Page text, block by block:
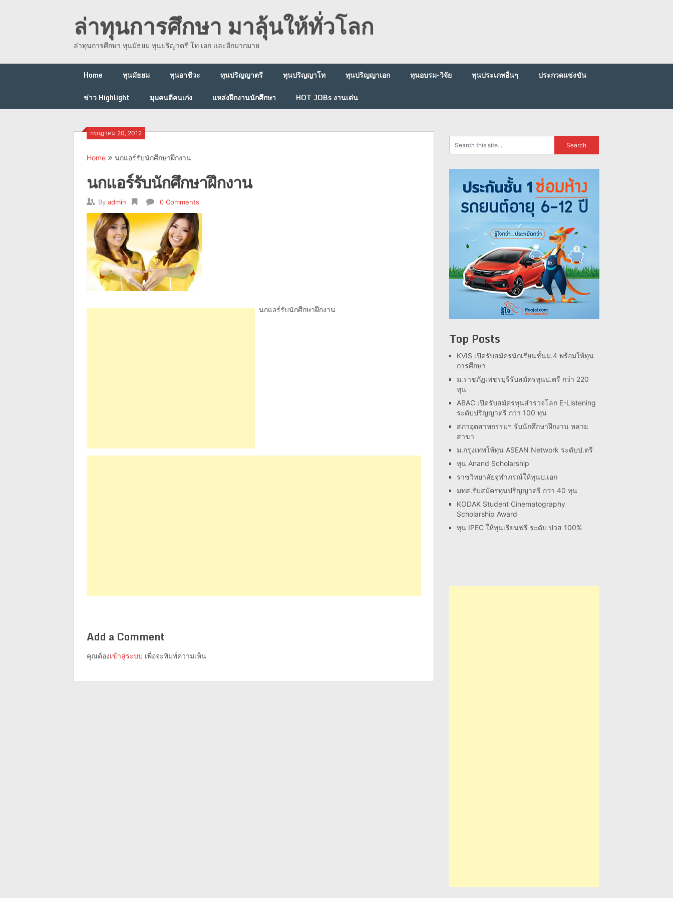
ล่าทุนการศึกษา มาลุ้นให้ทั่วโลก
ล่าทุนการศึกษา ทุนมัธยม ทุนปริญาตรี โท เอก และอีกมากมาย
Home ทุนมัธยม ทุนอาชีวะ ทุนปริญญาตรี ทุนปริญญาโท ทุนปริญญาเอก ทุนอบรม-วิจัย ทุนประเภทอื่นๆ
ประกวดแข่งขัน
ข่าว Highlight
มุมคนดีคนเก่ง แหล่งฝึกงานนักศึกษา HOT JOBs งานเด่น
กรกฎาคม 20, 2012
Home นกแอร์รับนักศึกษาฝึกงาน
นกแอร์รับนักศึกษาฝึกงาน
By admin 0 Comments
นกแอร์รับนักศึกษาฝึกงาน
Add a Comment
คุณต้องเข้าสู่ระบบ เพื่อจะพิมพ์ความเห็น
Top Posts
KVIS เปิดรับสมัครนักเรียนชั้นม.4 พร้อมให้ทุน
การศึกษา
ม.ราชภัฏเพชรบุรีรับสมัครทุนป.ตรี กว่า 220
ทุน
ABAC เปิดรับสมัครทุนสำรวจโลก E-Listening
ระดับปริญญาตรี กว่า 100 ทุน
สภาอุตสาหกรรมฯ รับนักศึกษาฝึกงาน หลาย
สาขา
ม.กรุงเทพให้ทุน ASEAN Network ระดับป.ตรี
ทุน Anand Scholarship
ราชวิทยาลัยจุฬาภรณ์ให้ทุนป.เอก
มทส.รับสมัครทุนปริญญาตรี กว่า 40 ทุน
KODAK Student Cinematography
Scholarship Award
ทุน IPEC ให้ทุนเรียนฟรี ระดับ ปวส 100%